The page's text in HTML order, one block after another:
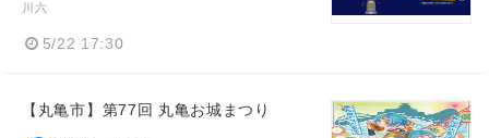
川六
5/22 17:30
【丸亀市】第77回 丸亀お城まつり